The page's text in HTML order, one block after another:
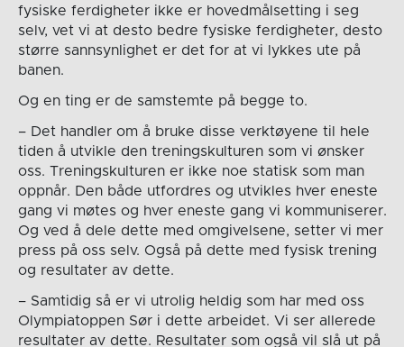
fysiske ferdigheter ikke er hovedmålsetting i seg
selv, vet vi at desto bedre fysiske ferdigheter, desto
større sannsynlighet er det for at vi lykkes ute på
banen.
Og en ting er de samstemte på begge to.
– Det handler om å bruke disse verktøyene til hele
tiden å utvikle den treningskulturen som vi ønsker
oss. Treningskulturen er ikke noe statisk som man
oppnår. Den både utfordres og utvikles hver eneste
gang vi møtes og hver eneste gang vi kommuniserer.
Og ved å dele dette med omgivelsene, setter vi mer
press på oss selv. Også på dette med fysisk trening
og resultater av dette.
– Samtidig så er vi utrolig heldig som har med oss
Olympiatoppen Sør i dette arbeidet. Vi ser allerede
resultater av dette. Resultater som også vil slå ut på